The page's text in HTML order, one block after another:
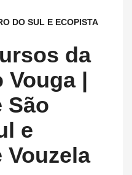
DO SUL E ECOPISTA
da
Vouga |
São
e
Vouzela